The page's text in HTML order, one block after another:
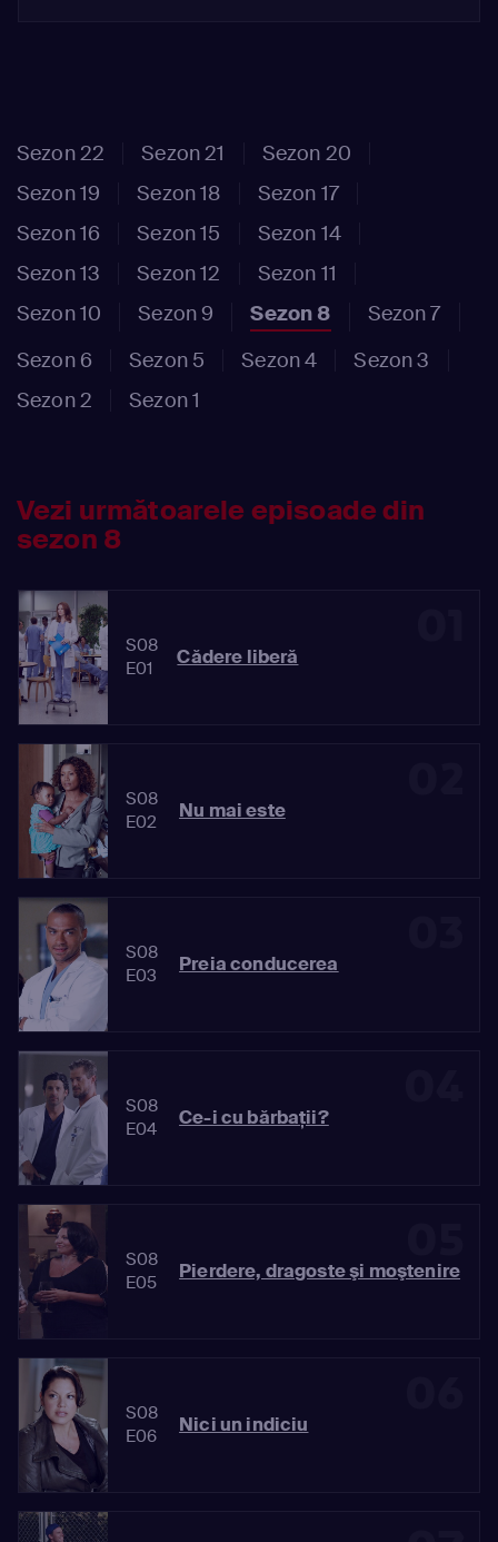
Sezon 22 Sezon 21
Sezon 20
Sezon 19
Sezon 18
Sezon 17
Sezon 16
Sezon 15
Sezon 14
Sezon 13
Sezon 12
Sezon 11
Sezon 10
Sezon 9 Sezon 8
Sezon 7
Sezon 6
Sezon 5 Sezon 4
Sezon 3
Sezon 2
Sezon 1
Vezi următoarele episoade din
sezon 8
S08
E01
Cădere liberă
S08
E02
Nu mai este
S08
E03
Preia conducerea
S08
E04
Ce-i cu bărbaţii?
S08
E05
Pierdere, dragoste şi moştenire
S08
E06
Nici un indiciu